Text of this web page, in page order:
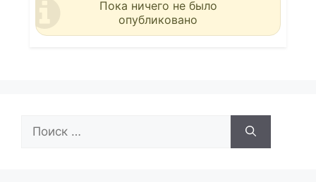
Пока ничего не было
опубликовано